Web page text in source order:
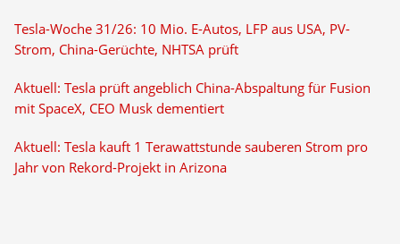
Tesla-Woche 31/26: 10 Mio. E-Autos, LFP aus USA, PV-
Strom, China-Gerüchte, NHTSA prüft
Aktuell: Tesla prüft angeblich China-Abspaltung für Fusion
mit SpaceX, CEO Musk dementiert
Aktuell: Tesla kauft 1 Terawattstunde sauberen Strom pro
Jahr von Rekord-Projekt in Arizona